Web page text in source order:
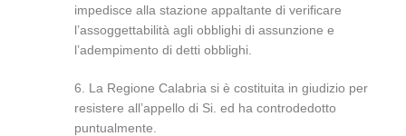
impedisce alla stazione appaltante di verificare
l’assoggettabilità agli obblighi di assunzione e
l’adempimento di detti obblighi.
6. La Regione Calabria si è costituita in giudizio per
resistere all’appello di Si. ed ha controdedotto
puntualmente.